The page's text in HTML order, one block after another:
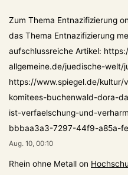
Zum Thema Entnazifizierung on
das Thema Entnazifizierung
aufschlussreiche Artikel:
allgemeine.de/juedische-
https://www.spiegel.de/
komitees-buchenwald-dora-
ist-verfaelschung-und-
bbbaa3a3-7297-44f9-a85a-
Aug. 10, 00:10
Rhein ohne Metall on